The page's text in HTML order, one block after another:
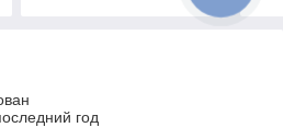
год